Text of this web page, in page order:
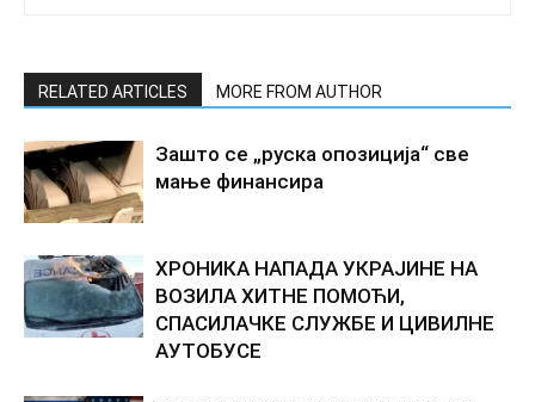
RELATED ARTICLES MORE FROM AUTHOR
Зашто се „руска опозиција“ све
мање финансира
ХРОНИКА НАПАДА УКРАЈИНЕ НА
ВОЗИЛА ХИТНЕ ПОМОЋИ,
СПАСИЛАЧКЕ СЛУЖБЕ И ЦИВИЛНЕ
АУТОБУСЕ